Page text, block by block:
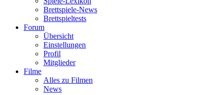
Brettspiele-News
Brettspieltests
Forum
Übersicht
Einstellungen
Profil
Mitglieder
Filme
Alles zu Filmen
News